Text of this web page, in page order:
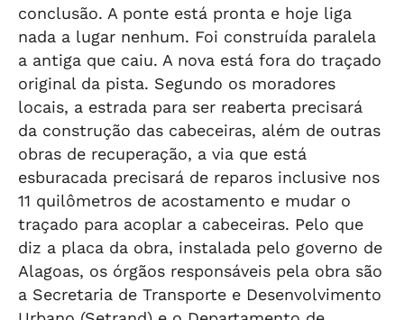
conclusão. A ponte está pronta e hoje liga
nada a lugar nenhum. Foi construída paralela
a antiga que caiu. A nova está fora do traçado
original da pista. Segundo os moradores
locais, a estrada para ser reaberta precisará
da construção das cabeceiras, além de outras
obras de recuperação, a via que está
esburacada precisará de reparos inclusive nos
11 quilômetros de acostamento e mudar o
traçado para acoplar a cabeceiras. Pelo que
diz a placa da obra, instalada pelo governo de
Alagoas, os órgãos responsáveis pela obra são
a Secretaria de Transporte e Desenvolvimento